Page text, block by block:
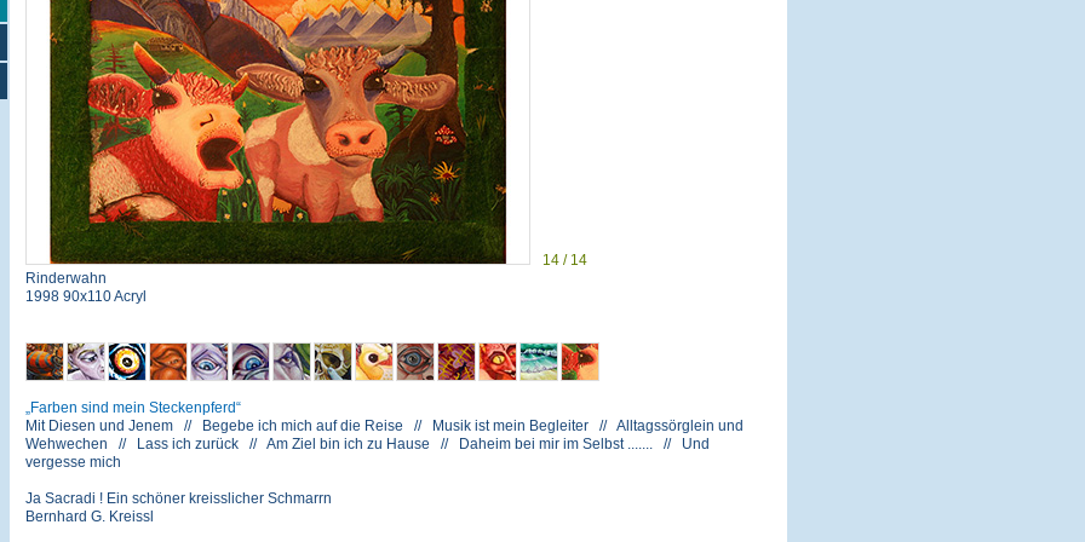
14 / 14
Rinderwahn
1998 90x110 Acryl
Farben sind mein Steckenpferd
Mit Diesen und Jenem // Begebe ich mich auf die Reise // Musik ist mein Begleiter // Alltagssörglein und
Wehwechen // Lass ich zurück // Am Ziel bin ich zu Hause // Daheim bei mir im Selbst ....... // Und
vergesse mich
Ja Sacradi ! Ein schöner kreisslicher Schmarrn
Bernhard G. Kreissl